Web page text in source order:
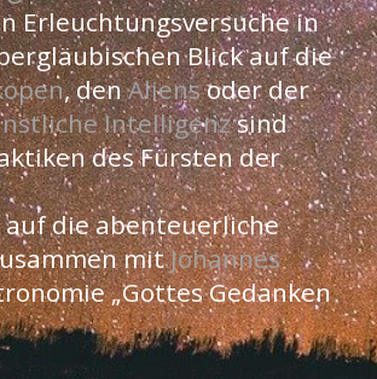
Erleuchtungsversuche in
Blick auf die
, denAliensoder der
Intelligenzsind
des Fürsten der
auf die abenteuerliche
mitJohannes
„Gottes Gedanken